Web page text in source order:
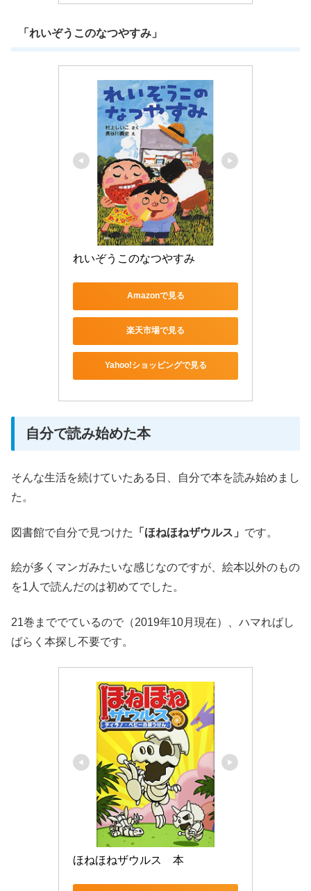
「れいぞうこのなつやすみ」
れいぞうこのなつやすみ
Amazonで見る
楽天市場で見る
Yahoo!ショッピングで見る
自分で読み始めた本
そんな生活を続けていたある日、自分で本を読み始めまし
た。
図書館で自分で見つけた 「ほねほねザウルス」 です。
絵が多くマンガみたいな感じなのですが、絵本以外のもの
を1人で読んだのは初めてでした。
21巻まででているので（2019年10月現在）、ハマればし
ばらく本探し不要です。
ほねほねザウルス　本